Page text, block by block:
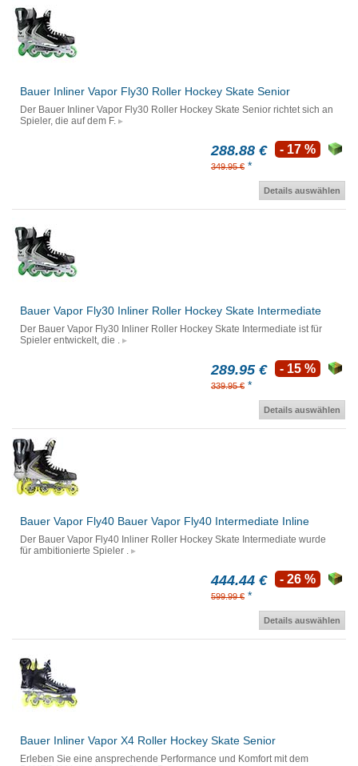
Bauer Inliner Vapor Fly30 Roller Hockey Skate Senior
Der Bauer Inliner Vapor Fly30 Roller Hockey Skate Senior richtet sich an
Spieler, die auf dem F.
288.88 €
349.95 € *
- 17 %
Details auswählen
Bauer Vapor Fly30 Inliner Roller Hockey Skate Intermediate
Der Bauer Vapor Fly30 Inliner Roller Hockey Skate Intermediate ist für
Spieler entwickelt, die .
289.95 €
339.95 € *
- 15 %
Details auswählen
Bauer Vapor Fly40 Bauer Vapor Fly40 Intermediate Inline
Der Bauer Vapor Fly40 Inliner Roller Hockey Skate Intermediate wurde
für ambitionierte Spieler .
444.44 €
599.99 € *
- 26 %
Details auswählen
Bauer Inliner Vapor X4 Roller Hockey Skate Senior
Erleben Sie eine ansprechende Performance und Komfort mit dem